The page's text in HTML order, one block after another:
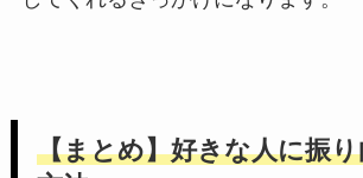
【まとめ】好きな人に振